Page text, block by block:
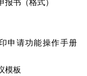
报书（格式）
申请功能操作手册
模板